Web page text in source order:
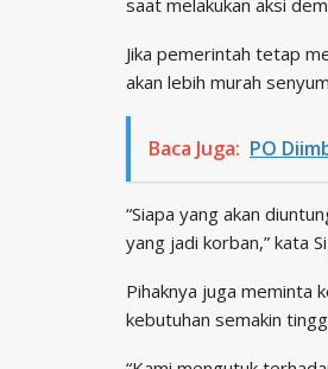
Jika pemerintah tetap
akan lebih murah
Baca Juga: PO
“Siapa yang akan
yang jadi korban,” kata
Pihaknya juga meminta
kebutuhan semakin